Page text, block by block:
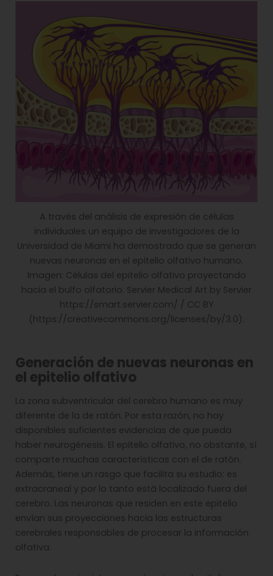
A través del análisis de expresión de células
individuales un equipo de investigadores de la
Universidad de Miami ha demostrado que se generan
nuevas neuronas en el epitelio olfativo humano.
Imagen: Células del epitelio olfativo proyectando
hacia el bulfo olfatorio. Servier Medical Art by Servier
https://smart.servier.com/ / CC BY
(https://creativecommons.org/licenses/by/3.0).
Generación de nuevas neuronas en
el epitelio olfativo
La zona subventricular del cerebro humano es muy
diferente de la de ratón. Por esta razón, no hay
disponibles suficientes evidencias de que pueda
haber neurogénesis. El epitelio olfativo, no obstante, sí
comparte muchas características con el de ratón.
Además, tiene un rasgo que facilita su estudio: es
extracraneal y por lo tanto está localizado fuera del
cerebro. Las neuronas que residen en este epitelio
envían sus proyecciones hacia las estructuras
cerebrales responsables de procesar la información
olfativa.